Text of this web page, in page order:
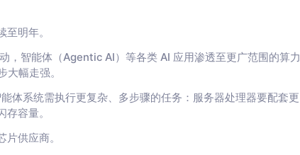
明年。
，智能体（Agentic AI）等各类 AI 应用渗透至更广范围的算力
幅走强。
体系统需执行更复杂、多步骤的任务：服务器处理器要配套更
容量。
供应商。